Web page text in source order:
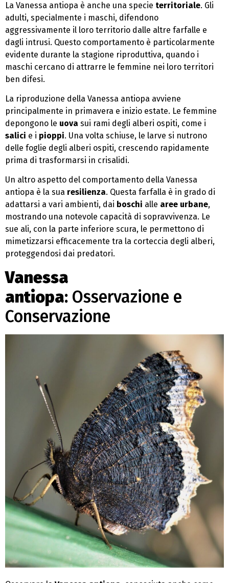
La Vanessa antiopa è anche una specie territoriale. Gli
adulti, specialmente i maschi, difendono
aggressivamente il loro territorio dalle altre farfalle e
dagli intrusi. Questo comportamento è particolarmente
evidente durante la stagione riproduttiva, quando i
maschi cercano di attrarre le femmine nei loro territori
ben difesi.
La riproduzione della Vanessa antiopa avviene
principalmente in primavera e inizio estate. Le femmine
depongono le uova sui rami degli alberi ospiti, come i
salici e i pioppi. Una volta schiuse, le larve si nutrono
delle foglie degli alberi ospiti, crescendo rapidamente
prima di trasformarsi in crisalidi.
Un altro aspetto del comportamento della Vanessa
antiopa è la sua resilienza. Questa farfalla è in grado di
adattarsi a vari ambienti, dai boschi alle aree urbane,
mostrando una notevole capacità di sopravvivenza. Le
sue ali, con la parte inferiore scura, le permettono di
mimetizzarsi efficacemente tra la corteccia degli alberi,
proteggendosi dai predatori.
Vanessa
antiopa: Osservazione e
Conservazione